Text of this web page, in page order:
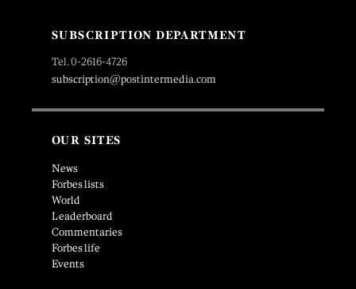
SUBSCRIPTION DEPARTMENT
Tel. 0-2616-4726
subscription@postintermedia.com
OUR SITES
News
Forbes lists
World
Leaderboard
Commentaries
Forbes life
Events